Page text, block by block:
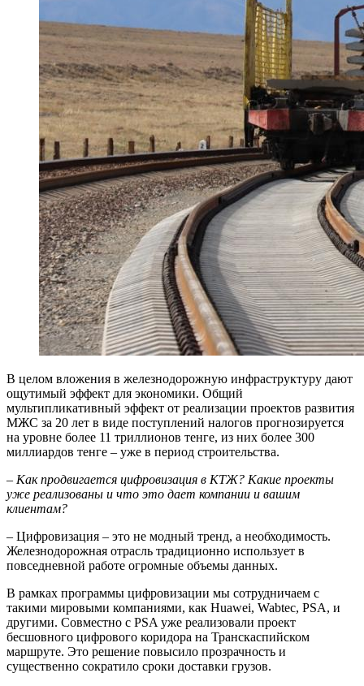
В целом вложения в железнодорожную инфраструктуру дают
ощутимый эффект для экономики. Общий
мультипликативный эффект от реализации проектов развития
МЖС за 20 лет в виде поступлений налогов прогнозируется
на уровне более 11 триллионов тенге, из них более 300
миллиардов тенге – уже в период строительства.
– Как продвигается цифровизация в КТЖ? Какие проек­ты
уже реализованы и что это дает компании и вашим
клиентам?
– Цифровизация – это не модный тренд, а необходимость.
Железнодорожная отрасль традиционно использует в
повседневной работе огромные объемы данных.
В рамках программы цифровизации мы сотрудничаем с
такими мировыми компаниями, как Huawei, Wabtec, PSA, и
другими. Совместно с PSA уже реализовали проект
бесшовного цифрового коридора на Транскас­пийском
маршруте. Это решение повысило прозрачность и
существенно сократило сроки доставки грузов.